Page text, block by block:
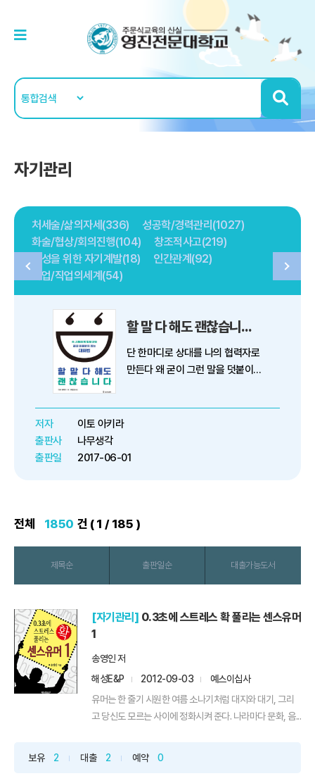
자기관리
처세술/삶의자세(336)
성공학/경력관리(1027)
화술/협상/회의진행(104)
창조적사고(219)
여성을 위한 자기계발(18)
인간관계(92)
취업/직업의세계(54)
할 말 다 해도 괜찮습니다 : 속 시원하게 말하고도 절대 미움받지 않는 대화법
단 한마디로 상대를 나의 협력자로
만든다 왜 굳이 그런 말을 덧붙이는
는 사람들이 있다. 반대...
저자
이토 아키라
출판사
나무생각
출판일
2017-06-01
전체 1850 건 ( 1 / 185 )
제목순 출판일순 대출가능도서
[자기관리] 0.3초에 스트레스 확 풀리는 센스유머
1
송영인 저
해성E&P
2012-09-03
예스이십사
유머는 한 줄기 시원한 여름 소나기처럼 대지와 대기, 그리
고 당신도 모르는 사이에 정화시켜 준다. 나라마다 문화, 음...
보유 2 대출 2 예약 0